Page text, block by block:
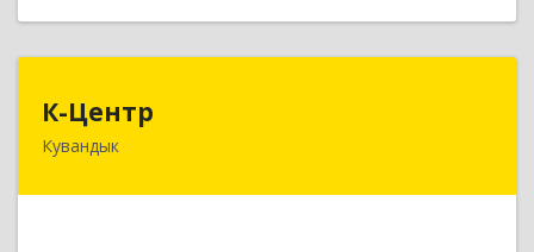
К-Центр
Кувандык
462243, Оренбургская обл, Кувандыкский р-н,